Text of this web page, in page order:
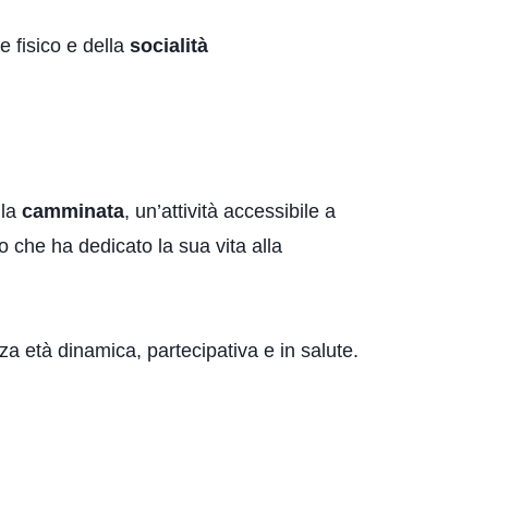
fisico e della socialità
camminata, un’attività accessibile a
che ha dedicato la sua vita alla
età dinamica, partecipativa e in salute.